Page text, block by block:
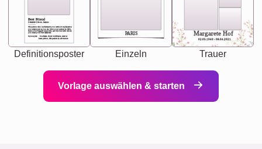
Best Friend
[<NAME>] Noun, feminie
Synonyms: Soulmate, closet confidante, sister at
heart person, life partner in adventure.
The person who understands you without explanation
you accepts just as you are. She's your partner in life's,
chaos your biggest supporter, and the one with whom
you share your best memories.
Definitionsposter
PARIS
Einzeln
Margarete Hof
02.05.1940 - 08.04.2021
Trauer
Vorlage auswählen & starten